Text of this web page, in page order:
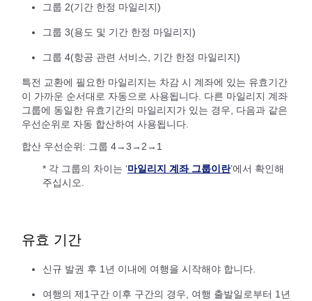
그룹 2(기간 한정 마일리지)
그룹 3(용도 및 기간 한정 마일리지)
그룹 4(항공 관련 서비스, 기간 한정 마일리지)
특전 교환에 필요한 마일리지는 차감 시 계좌에 있는 유효기간
이 가까운 순서대로 자동으로 사용됩니다. 다른 마일리지 계좌
그룹에 동일한 유효기간의 마일리지가 있는 경우, 다음과 같은
우선순위로 자동 합산하여 사용됩니다.
합산 우선순위: 그룹 4→3→2→1
* 각 그룹의 차이는 ‘마일리지 계좌 그룹이란’에서 확인해
주십시오.
유효 기간
신규 발권 후 1년 이내에 여행을 시작해야 합니다.
여행의 제1구간 이후 구간의 경우, 여행 출발일로부터 1년